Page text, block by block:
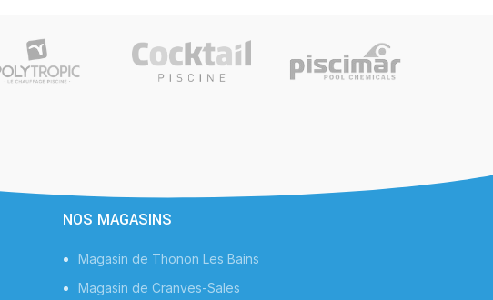
NOS MAGASINS
Magasin de Thonon Les Bains
Magasin de Cranves-Sales